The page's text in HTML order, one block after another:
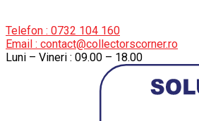
Telefon : 0732 104 160
Email : contact@collectorscorner.ro
Luni – Vineri : 09.00 – 18.00